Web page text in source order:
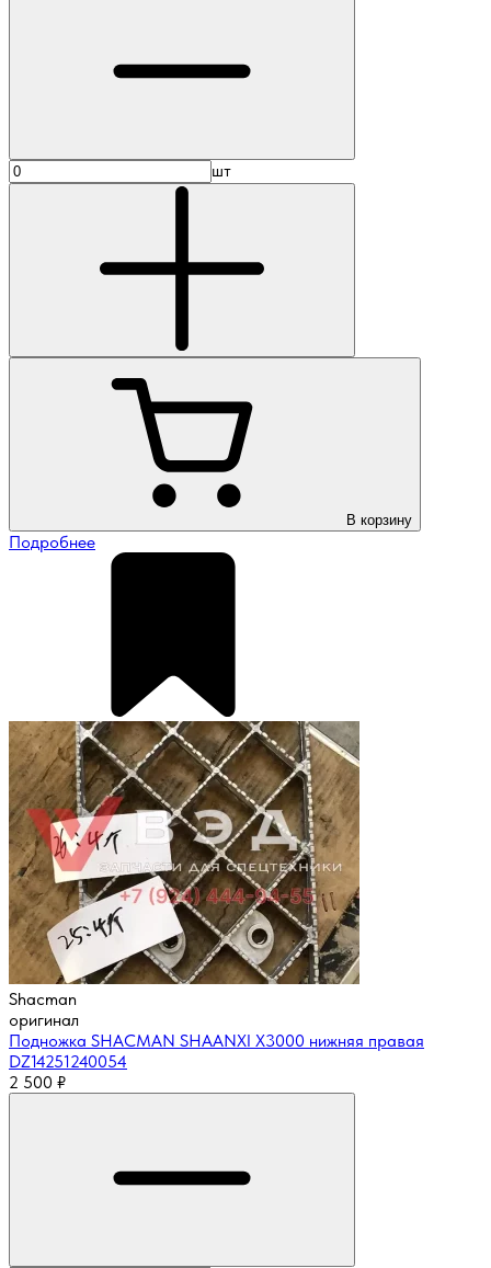
шт
В корзину
Подробнее
Shacman
оригинал
Подножка SHACMAN SHAANXI X3000 нижняя правая
DZ14251240054
2 500 ₽